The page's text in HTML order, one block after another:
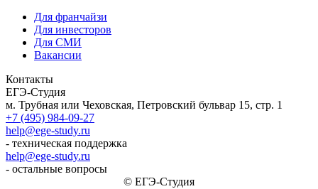
Для франчайзи
Для инвесторов
Для СМИ
Вакансии
Контакты
ЕГЭ-Студия
м. Трубная или Чеховская, Петровский бульвар 15, стр. 1
+7 (495) 984-09-27
help@ege-study.ru
- техническая поддержка
help@ege-study.ru
- остальные вопросы
© ЕГЭ-Студия